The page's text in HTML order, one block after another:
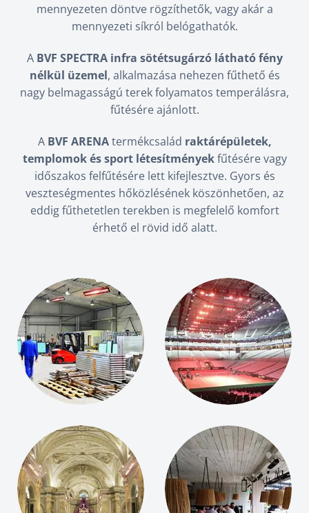
mennyezeten döntve rögzíthetők, vagy akár a
mennyezeti síkról belógathatók.
A BVF SPECTRA infra sötétsugárzó látható fény
nélkül üzemel, alkalmazása nehezen fűthető és
nagy belmagasságú terek folyamatos temperálásra,
fűtésére ajánlott.
A BVF ARENAtermékcsalád raktárépületek,
templomok és sport létesítményekfűtésére vagy
időszakos felfűtésére lett kifejlesztve. Gyors és
veszteségmentes hőközlésének köszönhetően, az
eddig fűthetetlen terekben is megfelelő komfort
érhető el rövid idő alatt.